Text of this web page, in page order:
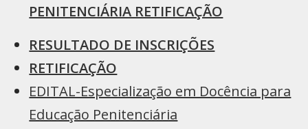
PENITENCIÁRIA RETIFICAÇÃO
RESULTADO DE INSCRIÇÕES
RETIFICAÇÃO
EDITAL-Especialização em Docência para
Educação Penitenciária